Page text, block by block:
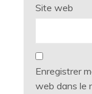
Site web
Enregistrer
web dans le